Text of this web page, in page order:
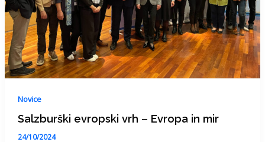
Novice
Salzburški evropski vrh – Evropa in mir
24/10/2024